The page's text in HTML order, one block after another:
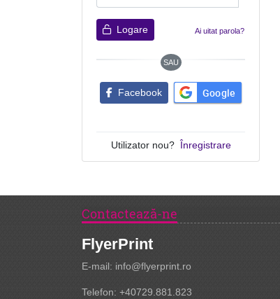
Logare Ai uitat parola?
SAU
Facebook Google
Utilizator nou? Înregistrare
Contactează-ne
FlyerPrint
E-mail: info@flyerprint.ro
Telefon: +40729.881.823